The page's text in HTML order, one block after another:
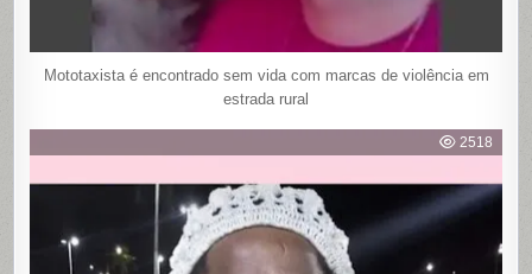
Mototaxista é encontrado sem vida com marcas de violência em
estrada rural
2518